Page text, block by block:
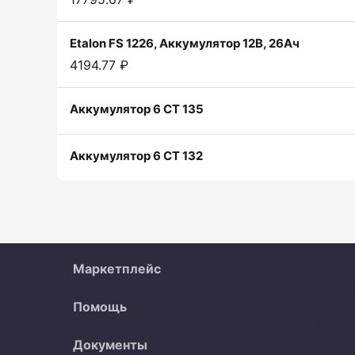
Etalon FS 1226, Аккумулятор 12В, 26Ач
4194.77 ₽
Аккумулятор 6 СТ 135
Аккумулятор 6 СТ 132
Маркетплейс
Помощь
Документы